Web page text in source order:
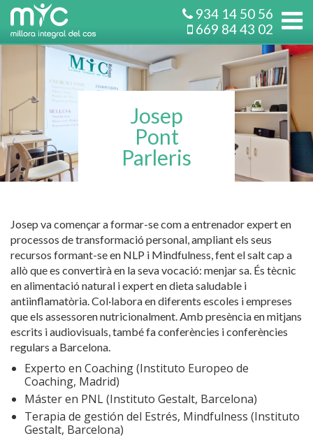
934 14 50 56
669 84 43 02
Josep
Pont
Parleris
Josep va començar a formar-se com a entrenador expert en
processos de transformació personal, ampliant els seus
recursos formant-se en NLP i Mindfulness, fent el salt cap a
allò que es convertirà en la seva vocació: menjar sa. És tècnic
en alimentació natural i expert en dieta saludable i
antiinflamatòria. Col·labora en diferents escoles i empreses
que els assessoren nutricionalment. Amb presència en mitjans
escrits i audiovisuals, també fa conferències i conferències
regulars a Barcelona.
Experto en Coaching (Instituto Europeo de
Coaching, Madrid)
Máster en PNL (Instituto Gestalt, Barcelona)
Terapia de gestión del Estrés, Mindfulness (Instituto
Gestalt, Barcelona)